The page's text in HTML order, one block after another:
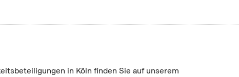
in Köln finden Sie auf unserem